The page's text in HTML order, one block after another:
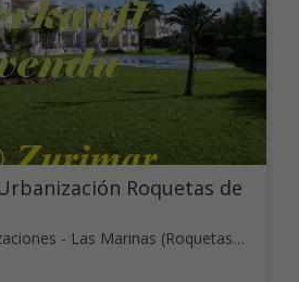
Roquetas de
El Sabinar - Urbanizaciones - Las Marinas (Roquetas de Mar)